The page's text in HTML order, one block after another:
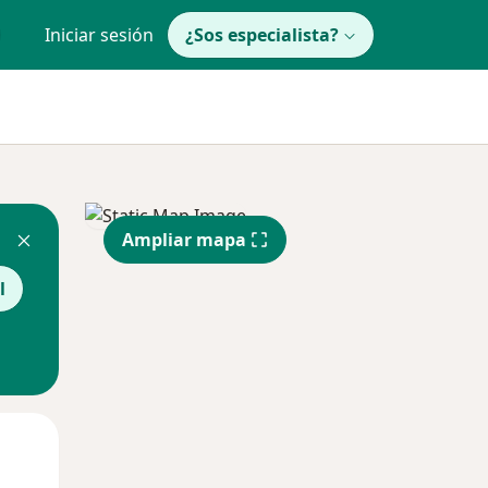
Iniciar sesión ¿Sos especialista?
Ampliar mapa